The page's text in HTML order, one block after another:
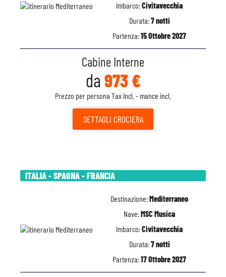
Imbarco:Civitavecchia
Durata:7 notti
Partenza:15 Ottobre 2027
Cabine Interne
da 973 €
Prezzo per persona Tax Incl. - mance incl.
DETTAGLI CROCIERA
ITALIA - SPAGNA - FRANCIA
Destinazione:Mediterraneo
Nave:MSC Musica
Imbarco:Civitavecchia
Durata:7 notti
Partenza:17 Ottobre 2027